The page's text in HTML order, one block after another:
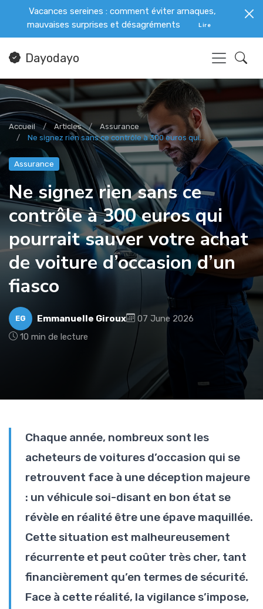
Vacances sereines : comment éviter arnaques,
mauvaises surprises et désagréments
Lire
Dayodayo
Accueil Articles
Assurance
Ne signez rien sans ce contrôle à 300 euros qui...
Assurance
Ne signez rien sans ce
contrôle à 300 euros qui
pourrait sauver votre achat
de voiture d’occasion d’un
fiasco
EG Emmanuelle Giroux
07 June 2026
10 min de lecture
Chaque année, nombreux sont les
acheteurs de voitures d’occasion qui se
retrouvent face à une déception majeure
: un véhicule soi-disant en bon état se
révèle en réalité être une épave maquillée.
Cette situation est malheureusement
récurrente et peut coûter très cher, tant
financièrement qu’en termes de sécurité.
Face à cette réalité, la vigilance s’impose,